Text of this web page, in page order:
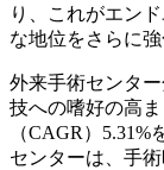
り、これがエン
な地位をさらに強
外来手術センタ
技への嗜好の高
（CAGR）
センターは、手